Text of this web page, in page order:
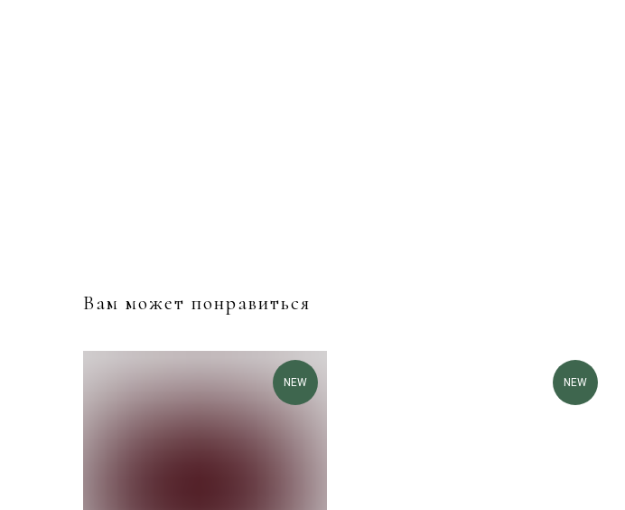
Вам может понравиться
NEW NEW